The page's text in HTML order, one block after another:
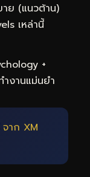
าย (แนวต้าน)
เหล่านี้
+
งานแม่นยำ
าก XM